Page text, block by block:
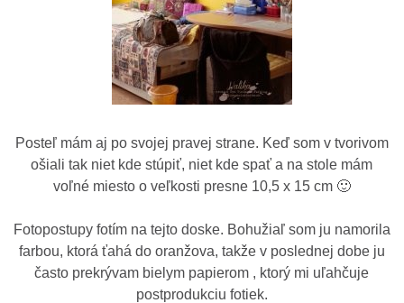
Posteľ mám aj po svojej pravej strane. Keď som v tvorivom
ošiali tak niet kde stúpiť, niet kde spať a na stole mám
voľné miesto o veľkosti presne 10,5 x 15 cm 🙂
Fotopostupy fotím na tejto doske. Bohužiaľ som ju namorila
farbou, ktorá ťahá do oranžova, takže v poslednej dobe ju
často prekrývam bielym papierom , ktorý mi uľahčuje
postprodukciu fotiek.